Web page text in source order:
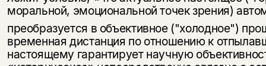
моральной, эмоциональной точек зрения)
преобразуется в объективное ("холодное")
временная дистанция по от­ношению к
настоящему гарантирует научную